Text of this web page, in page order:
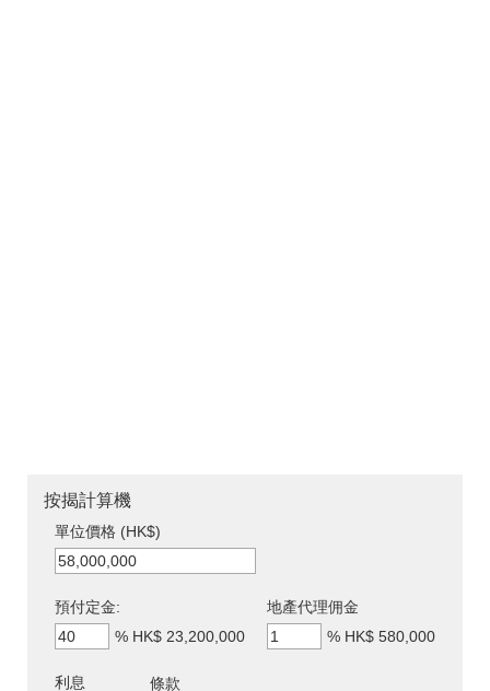
按揭計算機
單位價格 (HK$)
預付定金:
% HK$ 23,200,000
地產代理佣金
% HK$ 580,000
利息
條款